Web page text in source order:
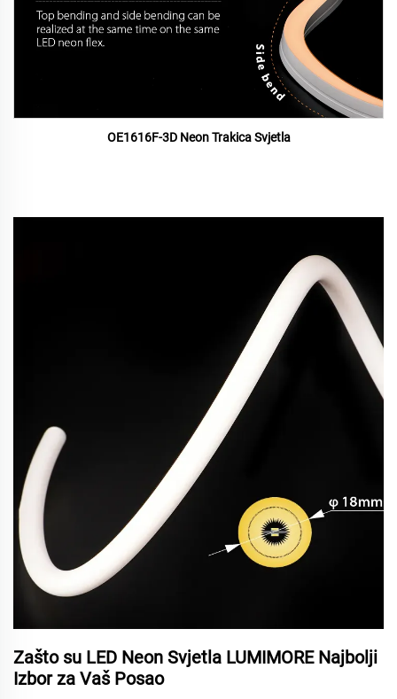
OE1616F-3D Neon Trakica Svjetla
Zašto su LED Neon Svjetla LUMIMORE Najbolji
Izbor za Vaš Posao